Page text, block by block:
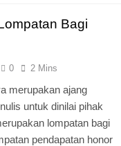
Bagi
0 2 Mins
merupakan ajang
untuk dinilai pihak
lompatan bagi
pendapatan honor